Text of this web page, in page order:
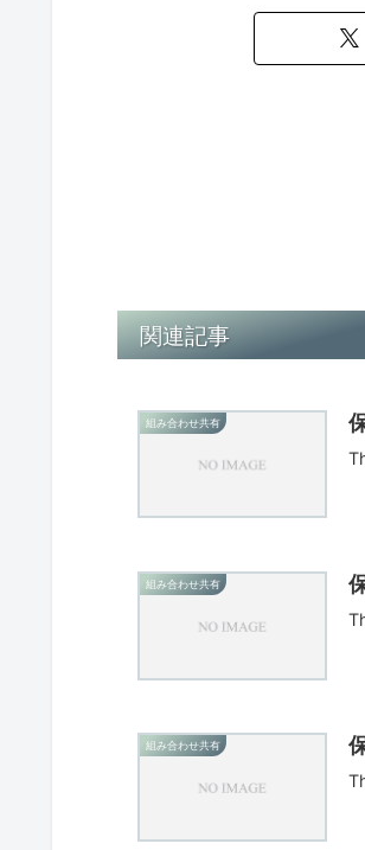
関連記事
組み合わせ共有
組み合わせ共有
組み合わせ共有